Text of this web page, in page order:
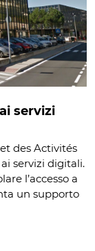
servizi
des Activités
servizi digitali.
l’accesso a
un supporto